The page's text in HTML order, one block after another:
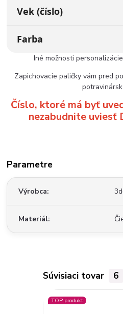
Vek (číslo)
Farba
Iné možnosti
Zapichovacie paličky vám pred
Číslo, ktoré má byť
nezabudnite uviesť
Parametre
Výrobca
Materiál
Súvisiaci tovar 6
TOP produkt